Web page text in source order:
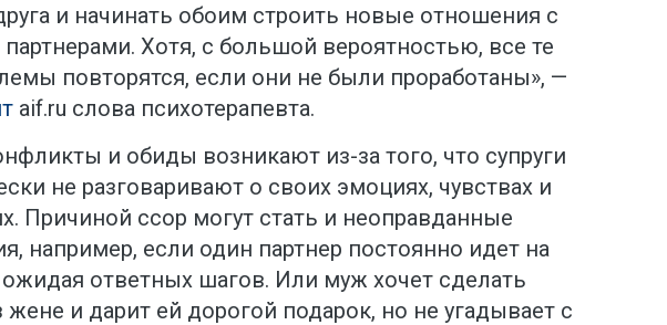
и начинать обоим строить новые отношения с
Хотя, с большой вероятностью, все те
повторятся, если они не были проработаны», —
aif.ru слова психотерапевта.
и обиды возникают из-за того, что супруги
не разговаривают о своих эмоциях, чувствах и
Причиной ссор могут стать и неоправданные
например, если один партнер постоянно идет на
ожидая ответных шагов. Или муж хочет сделать
и дарит ей дорогой подарок, но не угадывает с